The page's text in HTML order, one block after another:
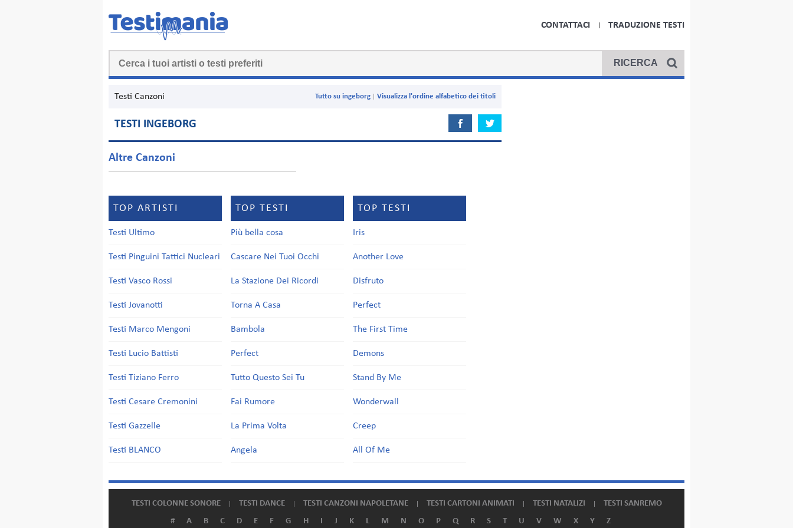
CONTATTACI TRADUZIONE TESTI
Testi Canzoni Visualizza l'ordine alfabetico dei titoli
Tutto su ingeborg
TESTI INGEBORG
Altre Canzoni
TOP ARTISTI
Testi Ultimo
Testi Pinguini Tattici Nucleari
Testi Vasco Rossi
Testi Jovanotti
Testi Marco Mengoni
Testi Lucio Battisti
Testi Tiziano Ferro
Testi Cesare Cremonini
Testi Gazzelle
Testi BLANCO
TOP TESTI
Più bella cosa
Cascare Nei Tuoi Occhi
La Stazione Dei Ricordi
Torna A Casa
Bambola
Perfect
Tutto Questo Sei Tu
Fai Rumore
La Prima Volta
Angela
TOP TESTI
Iris
Another Love
Disfruto
Perfect
The First Time
Demons
Stand By Me
Wonderwall
Creep
All Of Me
TESTI COLONNE SONORE TESTI DANCE TESTI CANZONI NAPOLETANE TESTI CARTONI ANIMATI TESTI NATALIZI
TESTI SANREMO
#
A B C D E F G H I J K L M N O P Q R S T U V W X Y Z